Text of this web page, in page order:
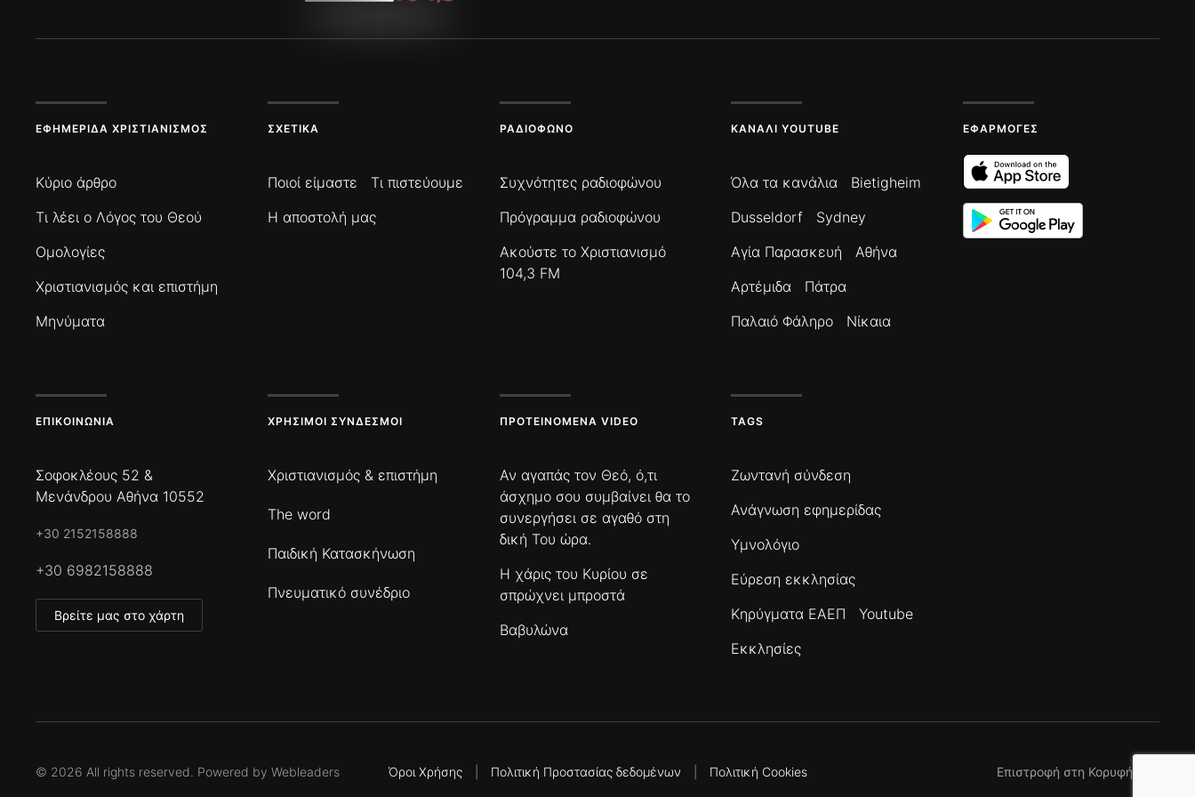
ΕΦΗΜΕΡΊΔΑ ΧΡΙΣΤΙΑΝΙΣΜΌΣ
Κύριο άρθρο
Τι λέει ο Λόγος του Θεού
Ομολογίες
Χριστιανισμός και επιστήμη
Μηνύματα
ΣΧΕΤΙΚΆ
Ποιοί είμαστε
Τι πιστεύουμε
Η αποστολή μας
ΡΑΔΙΌΦΩΝΟ
Συχνότητες ραδιοφώνου
Πρόγραμμα ραδιοφώνου
Ακούστε το Χριστιανισμό
104,3 FM
ΚΑΝΆΛΙ YOUTUBE
Όλα τα κανάλια
Bietigheim
Dusseldorf
Sydney
Αγία Παρασκευή
Αθήνα
Αρτέμιδα
Πάτρα
Παλαιό Φάληρο
Νίκαια
ΕΦΑΡΜΟΓΈΣ
ΕΠΙΚΟΙΝΩΝΊΑ
Σοφοκλέους 52 &
Μενάνδρου Αθήνα 10552
+30 2152158888
+30 6982158888
Βρείτε μας στο χάρτη
ΧΡΉΣΙΜΟΙ ΣΎΝΔΕΣΜΟΙ
Χριστιανισμός & επιστήμη
The word
Παιδική Κατασκήνωση
Πνευματικό συνέδριο
ΠΡΟΤΕΙΝΌΜΕΝΑ VIDEO
Αν αγαπάς τον Θεό, ό,τι
άσχημο σου συμβαίνει θα το
συνεργήσει σε αγαθό στη
δική Του ώρα.
Η χάρις του Κυρίου σε
σπρώχνει μπροστά
Βαβυλώνα
TAGS
Ζωντανή σύνδεση
Ανάγνωση εφημερίδας
Υμνολόγιο
Εύρεση εκκλησίας
Κηρύγματα ΕΑΕΠ
Youtube
Εκκλησίες
© 2026 All rights reserved. Powered by Webleaders Όροι Χρήσης| Πολιτική Προστασίας δεδομένων Πολιτική Cookies Επιστροφή στη Κορυφή